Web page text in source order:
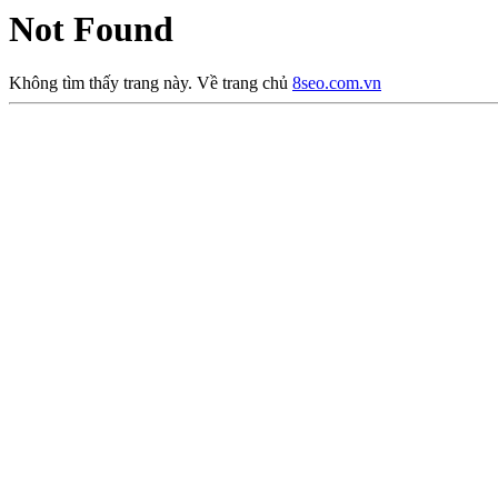
Not Found
Không tìm thấy trang này. Về trang chủ 8seo.com.vn